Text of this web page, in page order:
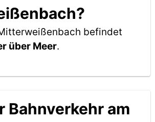
befindet
über Meer.
Bahnverkehr am